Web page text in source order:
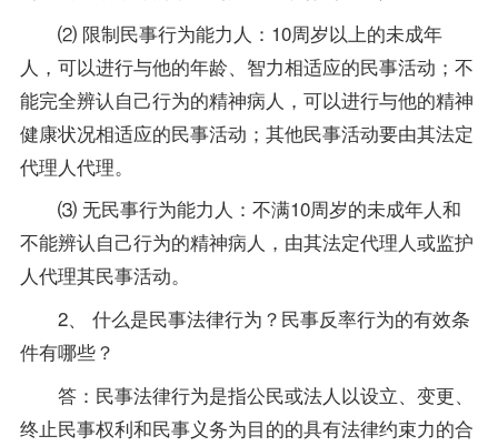
⑵ 限制民事行为能力人：10周岁以上的未成年
人，可以进行与他的年龄、智力相适应的民事活动；不
能完全辨认自己行为的精神病人，可以进行与他的精神
健康状况相适应的民事活动；其他民事活动要由其法定
代理人代理。
⑶ 无民事行为能力人：不满10周岁的未成年人和
不能辨认自己行为的精神病人，由其法定代理人或监护
人代理其民事活动。
2、 什么是民事法律行为？民事反率行为的有效条
件有哪些？
答：民事法律行为是指公民或法人以设立、变更、
终止民事权利和民事义务为目的的具有法律约束力的合